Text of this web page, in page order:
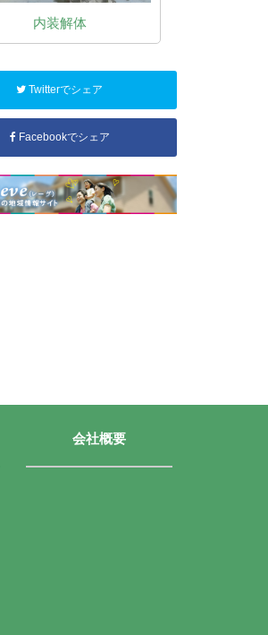
内装解体
Twitterでシェア
Facebookでシェア
会社概要